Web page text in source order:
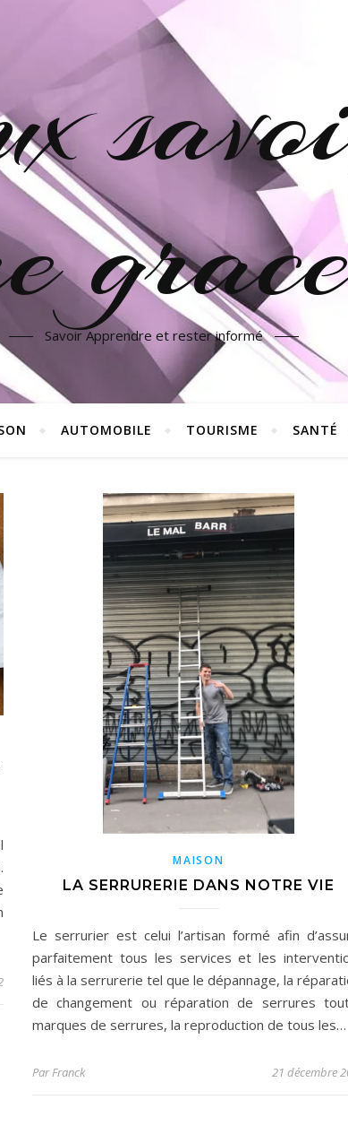
Savoir Apprendre et rester informé
AUTOMOBILE TOURISME SANTÉ
MAISON
LA SERRURERIE DANS NOTRE VIE
Le serrurier est celui l’artisan formé afin
parfaitement tous les services et les
liés à la serrurerie tel que le dépannage, la
de changement ou réparation de serrures
marques de serrures, la reproduction de tous les…
ParFranck 21 décembre